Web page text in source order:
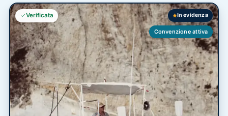
Verificata
Convenzione attiva
In evidenza